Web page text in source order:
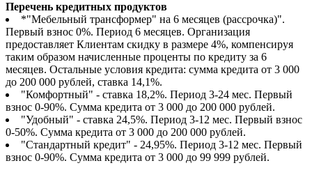
Перечень кредитных продуктов
*"Мебельный трансформер" на 6 месяцев (рассрочка)".
Первый взнос 0%. Период 6 месяцев. Организация
предоставляет Клиентам скидку в размере 4%, компенсируя
таким образом начисленные проценты по кредиту за 6
месяцев. Остальные условия кредита: сумма кредита от 3 000
до 200 000 рублей, ставка 14,1%.
"Комфортный" - ставка 18,2%. Период 3-24 мес. Первый
взнос 0-90%. Сумма кредита от 3 000 до 200 000 рублей.
"Удобный" - ставка 24,5%. Период 3-12 мес. Первый взнос
0-50%. Сумма кредита от 3 000 до 200 000 рублей.
"Стандартный кредит" - 24,95%. Период 3-12 мес. Первый
взнос 0-90%. Сумма кредита от 3 000 до 99 999 рублей.